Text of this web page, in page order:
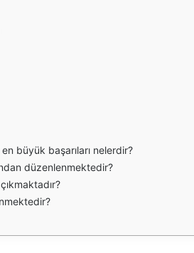
büyük başarıları nelerdir?
düzenlenmektedir?